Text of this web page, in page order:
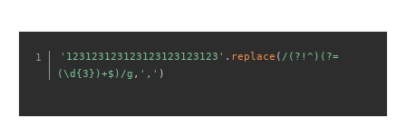
'123123123123123123123123' . replace ( /(?!^)(?=
(\d{3})+$)/g , ',' )